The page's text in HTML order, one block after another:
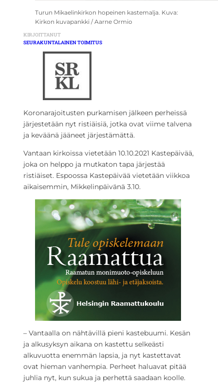
Turun Mikaelinkirkon hopeinen kastemalja. Kuva:
Kirkon kuvapankki / Aarne Ormio
KIRJOITTANUT
SEURAKUNTALAINEN TOIMITUS
Koronarajoitusten purkamisen jälkeen perheissä
järjestetään nyt ristiäisiä, jotka ovat viime talvena
ja keväänä jääneet järjestämättä.
Vantaan kirkoissa vietetään 10.10.2021 Kastepäivää,
joka on helppo ja mutkaton tapa järjestää
ristiäiset. Espoossa Kastepäivää vietetään viikkoa
aikaisemmin, Mikkelinpäivänä 3.10.
– Vantaalla on nähtävillä pieni kastebuumi. Kesän
ja alkusyksyn aikana on kastettu selkeästi
alkuvuotta enemmän lapsia, ja nyt kastettavat
ovat hieman vanhempia. Perheet haluavat pitää
juhlia nyt, kun sukua ja perhettä saadaan koolle.